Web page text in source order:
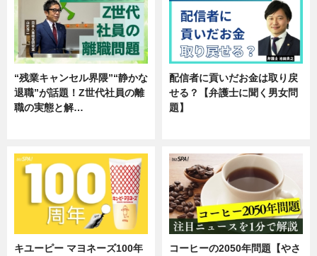
“残業キャンセル界隈”“静かな
退職”が話題！Z世代社員の離
職の実態と解…
配信者に貢いだお金は取り戻
せる？【弁護士に聞く男女問
題】
キユーピー マヨネーズ100年
コーヒーの2050年問題【やさ